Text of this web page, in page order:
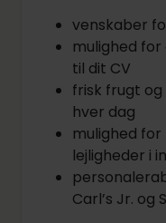
venskaber
mulighed
til dit CV
frisk frugt
hver dag
mulighed for
lejligheder i
Carl’s Jr. og